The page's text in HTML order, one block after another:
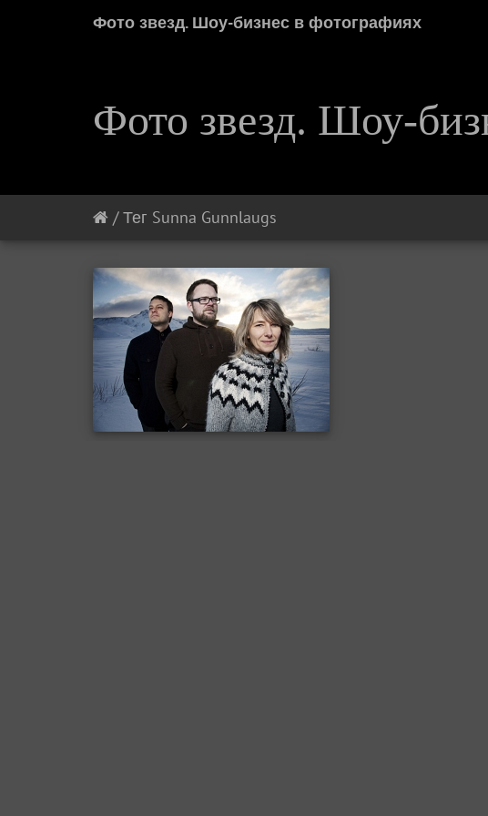
Фото звезд. Шоу-бизнес в фотографиях
Фото звезд. Шоу-
/Тег Sunna Gunnlaugs